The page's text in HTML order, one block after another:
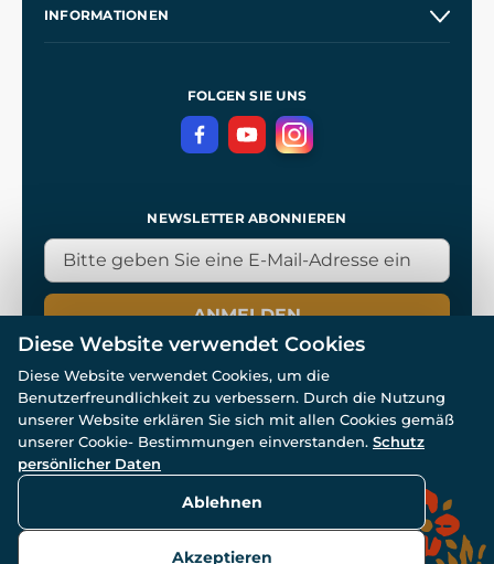
Kontakt
INFORMATIONEN
DatenschutzerklärungFOLGEN SIE UNS
NEWSLETTER ABONNIEREN
ANMELDEN
© Alle Rechte vorbehalten. www.wulflund.de 2007-2026.
Powered by
Diese Website verwendet Cookies
Diese Website verwendet Cookies, um die
Benutzerfreundlichkeit zu verbessern. Durch die Nutzung
unserer Website erklären Sie sich mit allen Cookies gemäß
unserer Cookie- Bestimmungen einverstanden. Schutz
persönlicher Daten
Ablehnen
Akzeptieren